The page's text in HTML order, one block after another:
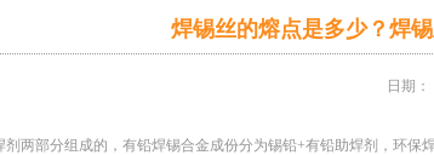
焊锡丝的熔点是多少？焊
日期：
两部分组成的，有铅焊锡合金成份分为锡铅+有铅助焊剂，环